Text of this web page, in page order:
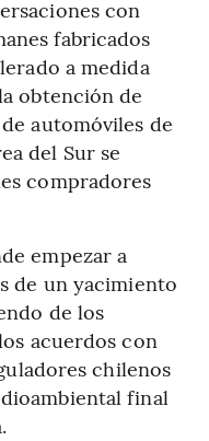
con
fabricados
a medida
obtención de
automóviles de
del Sur se
compradores
empezar a
de un yacimiento
de los
acuerdos con
chilenos
final